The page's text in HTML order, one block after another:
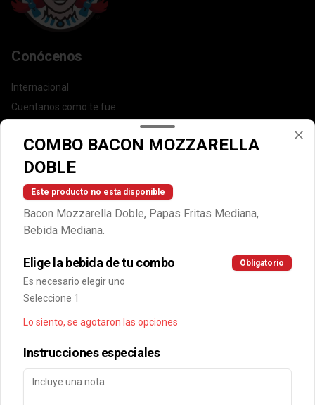
Conócenos
Internacional
Cuentanos como te fue
Trabaja con nosotros
Escríbenos por WhatsApp: +56950183243
serviciocliente@wendys.cl
Términos y condiciones
Redes sociales
Facebook
Mi cuenta
COMBO BACON MOZZARELLA
DOBLE
Este producto no esta disponible
Bacon Mozzarella Doble, Papas Fritas Mediana,
Bebida Mediana.
Elige la bebida de tu combo Obligatorio
Es necesario elegir uno
Seleccione 1
Lo siento, se agotaron las opciones
Instrucciones especiales